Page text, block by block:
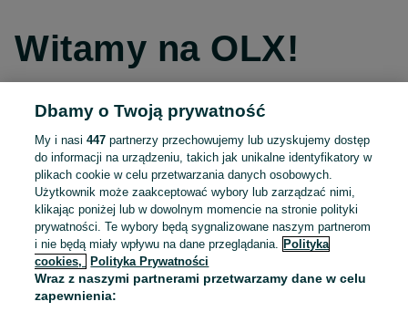
Witamy na OLX!
Kontynuuj przez Facebooka
Kontynuuj przez konto Apple
Kontynuuj przez konto Google
LUB
Dbamy o Twoją prywatność
My i nasi447 partnerzy przechowujemy lub uzyskujemy dostęp
do informacji na urządzeniu, takich jak unikalne identyfikatory w
plikach cookie w celu przetwarzania danych osobowych.
Użytkownik może zaakceptować wybory lub zarządzać nimi,
klikając poniżej lub w dowolnym momencie na stronie polityki
prywatności. Te wybory będą sygnalizowane naszym partnerom
i nie będą miały wpływu na dane przeglądania.
Polityka
cookies,
Polityka Prywatności
Wraz z naszymi partnerami przetwarzamy dane w celu
zapewnienia: